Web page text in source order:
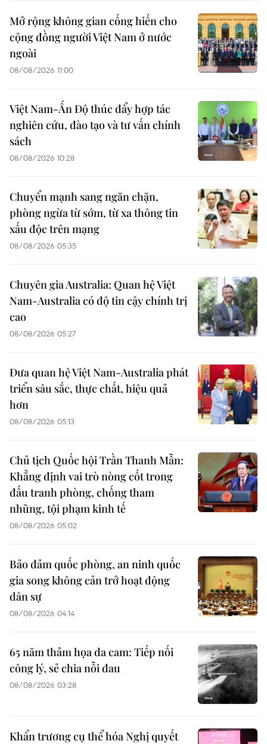
Mở rộng không gian cống hiến cho
cộng đồng người Việt Nam ở nước
ngoài
08/08/2026 11:00
Việt Nam-Ấn Độ thúc đẩy hợp tác
nghiên cứu, đào tạo và tư vấn chính
sách
08/08/2026 10:28
Chuyển mạnh sang ngăn chặn,
phòng ngừa từ sớm, từ xa thông tin
xấu độc trên mạng
08/08/2026 05:35
Chuyên gia Australia: Quan hệ Việt
Nam-Australia có độ tin cậy chính trị
cao
08/08/2026 05:27
Đưa quan hệ Việt Nam-Australia phát
triển sâu sắc, thực chất, hiệu quả
hơn
08/08/2026 05:13
Chủ tịch Quốc hội Trần Thanh Mẫn:
Khẳng định vai trò nòng cốt trong
đấu tranh phòng, chống tham
nhũng, tội phạm kinh tế
08/08/2026 05:02
Bảo đảm quốc phòng, an ninh quốc
gia song không cản trở hoạt động
dân sự
08/08/2026 04:14
65 năm thảm họa da cam: Tiếp nối
công lý, sẻ chia nỗi đau
08/08/2026 03:28
Khẩn trương cụ thể hóa Nghị quyết